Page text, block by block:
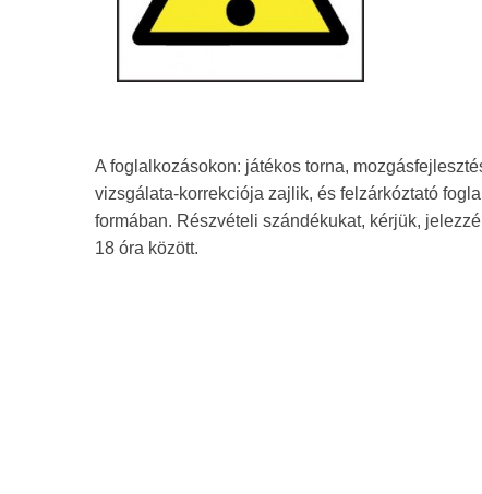
A foglalkozásokon: játékos torna,
vizsgálata-korrekciója zajlik, és felzárkóztató
formában. Részvételi szándékukat, kérjük,
18 óra között.